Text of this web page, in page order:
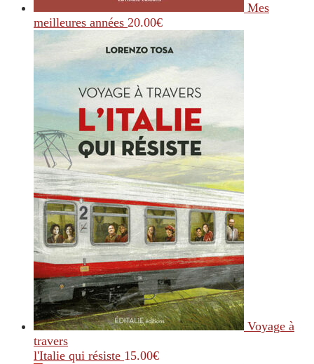
Mes
meilleures années 20.00€
Voyage à
travers
l'Italie qui résiste 15.00€